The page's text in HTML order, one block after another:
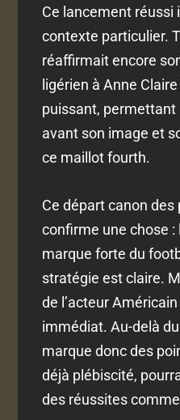
Ce lancement réussi
contexte particulier.
réaffirmait encore
ligérien à Anne
puissant, permettant
avant son image et
ce maillot fourth.
Ce départ canon
confirme une chose :
marque forte du
stratégie est claire.
de l’acteur
immédiat. Au-delà du
marque donc des
déjà plébiscité,
des réussites